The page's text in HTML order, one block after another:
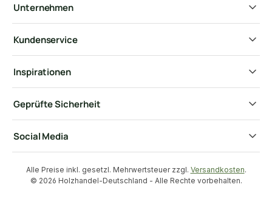
Unternehmen
Kundenservice
Inspirationen
Geprüfte Sicherheit
Social Media
Alle Preise inkl. gesetzl. Mehrwertsteuer zzgl. Versandkosten.
© 2026 Holzhandel-Deutschland - Alle Rechte vorbehalten.